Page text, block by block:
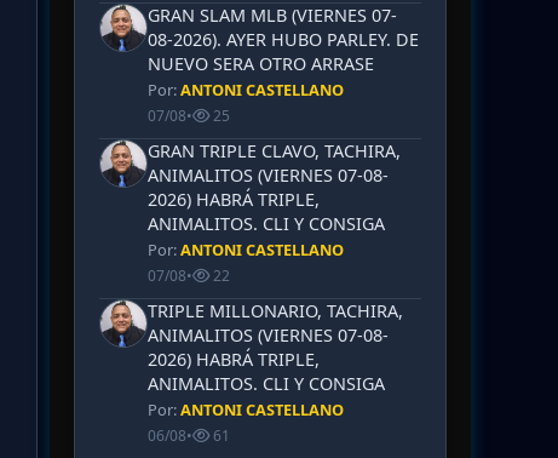
GRAN SLAM MLB (VIERNES 07-
08-2026). AYER HUBO PARLEY. DE
NUEVO SERA OTRO ARRASE
Por:ANTONI CASTELLANO
07/08• 25
GRAN TRIPLE CLAVO, TACHIRA,
ANIMALITOS (VIERNES 07-08-
2026) HABRÁ TRIPLE,
ANIMALITOS. CLI Y CONSIGA
Por:ANTONI CASTELLANO
07/08• 22
TRIPLE MILLONARIO, TACHIRA,
ANIMALITOS (VIERNES 07-08-
2026) HABRÁ TRIPLE,
ANIMALITOS. CLI Y CONSIGA
Por:ANTONI CASTELLANO
06/08• 61